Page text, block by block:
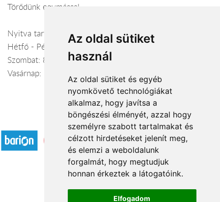
Az oldal sütiket
használ
Az oldal sütiket és egyéb
nyomkövető technológiákat
alkalmaz, hogy javítsa a
böngészési élményét, azzal hogy
személyre szabott tartalmakat és
célzott hirdetéseket jelenít meg,
és elemzi a weboldalunk
forgalmát, hogy megtudjuk
honnan érkeztek a látogatóink.
Elfogadom
Törődünk egymással
Nyitva tartás:
Hétfő - Péntek: 8:00-19:00
Szombat: 8:00-18:00
Vasárnap: 9:00-15:00
Elfogadott fizetési módok
Á.SZ.F.